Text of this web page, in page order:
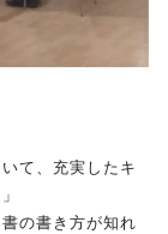
て、充実したキ
の書き方が知れ